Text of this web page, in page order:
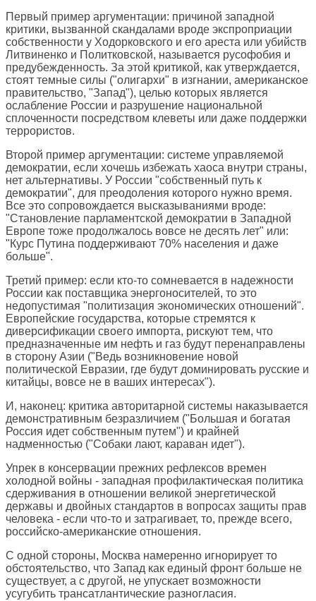
Первый пример аргументации: причиной западной
критики, вызванной скандалами вроде экспроприации
собственности у Ходорковского и его ареста или убийств
Литвиненко и Политковской, называется русофобия и
предубежденность. За этой критикой, как утверждается,
стоят темные силы ("олигархи" в изгнании, американское
правительство, "Запад"), целью которых является
ослабление России и разрушение национальной
сплоченности посредством клеветы или даже поддержки
террористов.
Второй пример аргументации: системе управляемой
демократии, если хочешь избежать хаоса внутри страны,
нет альтернативы. У России "собственный путь к
демократии", для преодоления которого нужно время.
Все это сопровождается высказываниями вроде:
"Становление парламентской демократии в Западной
Европе тоже продолжалось вовсе не десять лет" или:
"Курс Путина поддерживают 70% населения и даже
больше".
Третий пример: если кто-то сомневается в надежности
России как поставщика энергоносителей, то это
недопустимая "политизация экономических отношений".
Европейские государства, которые стремятся к
диверсификации своего импорта, рискуют тем, что
предназначенные им нефть и газ будут перенаправлены
в сторону Азии ("Ведь возникновение новой
политической Евразии, где будут доминировать русские и
китайцы, вовсе не в ваших интересах").
И, наконец: критика авторитарной системы наказывается
демонстративным безразличием ("Большая и богатая
Россия идет собственным путем") и крайней
надменностью ("Собаки лают, караван идет").
Упрек в консервации прежних рефлексов времен
холодной войны - западная профилактическая политика
сдерживания в отношении великой энергетической
державы и двойных стандартов в вопросах защиты прав
человека - если что-то и затрагивает, то, прежде всего,
российско-американские отношения.
С одной стороны, Москва намеренно игнорирует то
обстоятельство, что Запад как единый фронт больше не
существует, а с другой, не упускает возможности
усугубить трансатлантические разногласия.